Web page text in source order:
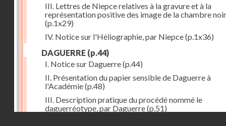
III. Lettres de Niepce relatives à la gravure et à la
représentation positive des image de la chambre
(p.1x29)
IV. Notice sur l'Héliographie, par Niepce(p.1x36)
DAGUERRE (p.44)
I. Notice sur Daguerre(p.44)
II. Présentation du papier sensible de Daguerre à
l'Académie(p.48)
III. Description pratique du procédé nommé le
daguerréotype, par Daguerre(p.51)